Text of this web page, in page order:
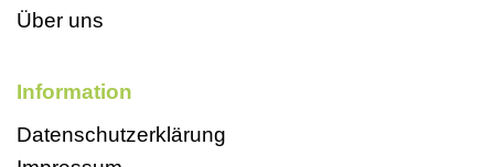
Über uns
Information
Datenschutzerklärung